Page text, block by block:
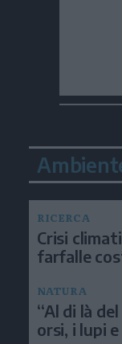
RICERCA
Crisi
farfalle
NATURA
“Al di là
orsi, i lupi